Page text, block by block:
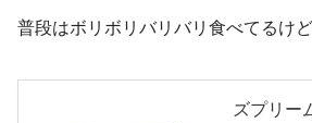
普段はボリボリバリバリ食べてるけど
ズプリー